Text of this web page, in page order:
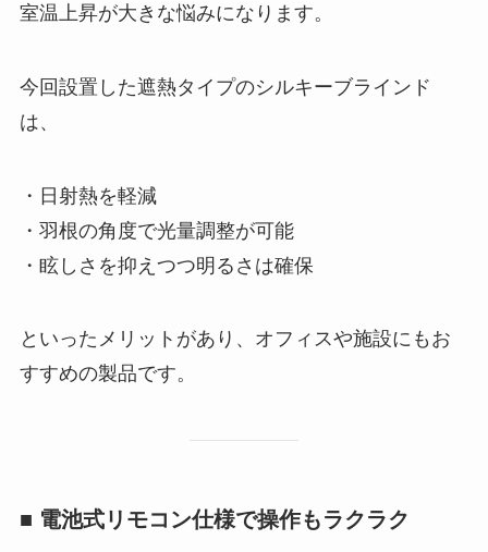
室温上昇が大きな悩みになります。
今回設置した遮熱タイプのシルキーブラインド
は、
・日射熱を軽減
・羽根の角度で光量調整が可能
・眩しさを抑えつつ明るさは確保
といったメリットがあり、オフィスや施設にもお
すすめの製品です。
■ 電池式リモコン仕様で操作もラクラク